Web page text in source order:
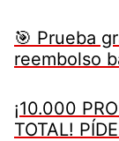
🎯 Prueba
reembolso
¡10.000
TOTAL!